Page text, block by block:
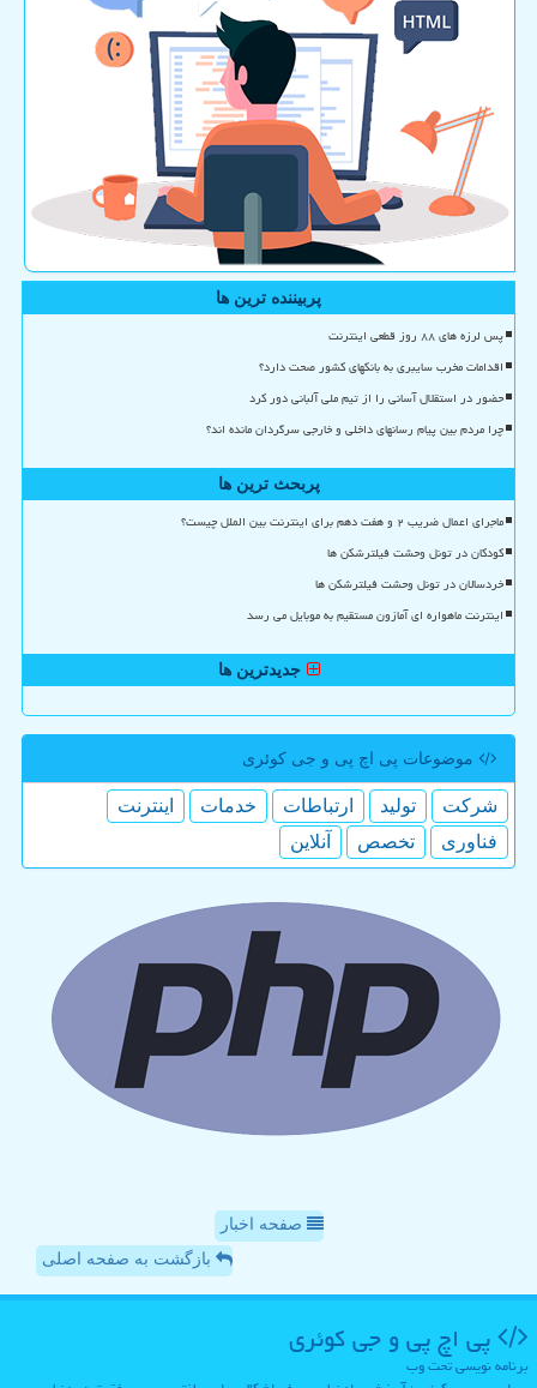
پربیننده ترین ها
پس لرزه های ۸۸ روز قطعی اینترنت
اقدامات مخرب سایبری به بانکهای کشور صحت دارد؟
حضور در استقلال آسانی را از تیم ملی آلبانی دور کرد
چرا مردم بین پیام رسانهای داخلی و خارجی سرگردان مانده اند؟
پربحث ترین ها
ماجرای اعمال ضریب ۲ و هفت دهم برای اینترنت بین الملل چیست؟
کودکان در تونل وحشت فیلترشکن ها
خردسالان در تونل وحشت فیلترشکن ها
اینترنت ماهواره ای آمازون مستقیم به موبایل می رسد
جدیدترین ها
موضوعات پی اچ پی و جی كوئری
شركت تولید ارتباطات خدمات
اینترنت
فناوری
تخصص آنلاین
صفحه اخبار
بازگشت به صفحه اصلی
پی اچ پی و جی كوئری
برنامه نویسی تحت وب